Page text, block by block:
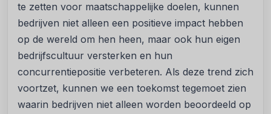
te zetten voor maatschappelijke doelen, kunnen
bedrijven niet alleen een positieve impact hebben
op de wereld om hen heen, maar ook hun eigen
bedrijfscultuur versterken en hun
concurrentiepositie verbeteren. Als deze trend zich
voortzet, kunnen we een toekomst tegemoet zien
waarin bedrijven niet alleen worden beoordeeld op